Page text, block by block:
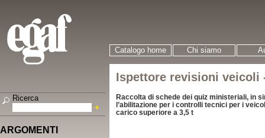
Catalogo home Chi siamo
Ispettore revisioni veicoli
Raccolta di schede dei quiz ministeriali, in
l’abilitazione per i controlli tecnici per i
carico superiore a 3,5 t
Ricerca
ARGOMENTI